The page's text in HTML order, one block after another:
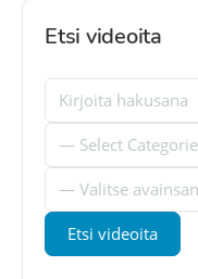
Etsi videoita